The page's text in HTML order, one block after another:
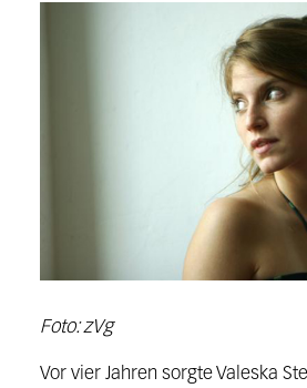
Foto: zVg
Vor vier Jahren sorgte Valeska